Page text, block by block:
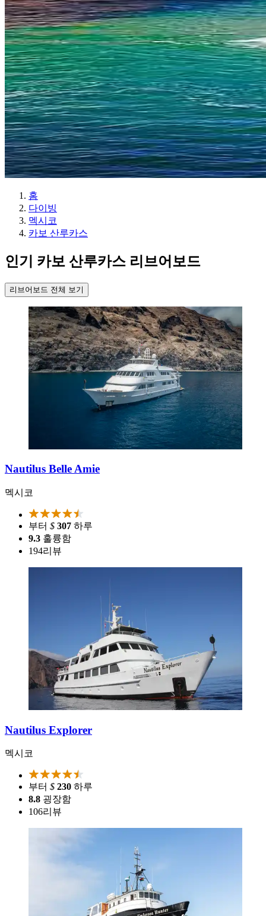
홈
다이빙
멕시코
카보 산루카스
인기 카보 산루카스 리브어보드
리브어보드 전체 보기
Nautilus Belle Amie
멕시코
부터 $ 307 하루
9.3 훌륭함
194리뷰
Nautilus Explorer
멕시코
부터 $ 230 하루
8.8 굉장함
106리뷰